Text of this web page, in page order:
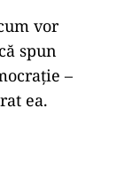
vor
spun
–
ea.